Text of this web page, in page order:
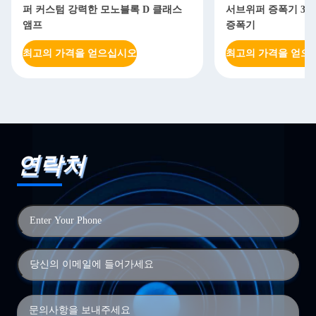
퍼 커스텀 강력한 모노블록 D 클래스
앰프
최고의 가격을 얻으십시오
서브위퍼 증폭기
증폭기
최고의 가격을 얻으
연락처